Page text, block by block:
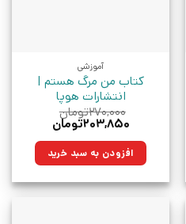
آموزشی
کتاب من مرگ هستم |
انتشارات هوپا
۲۷۰,۰۰۰تومان
قیمت
۲۷۰,۰۰۰تومان
بود.
۲۰۳,۸۵۰تومان
۲۰۳,۸۵۰تومان.افزودن به سبد خرید